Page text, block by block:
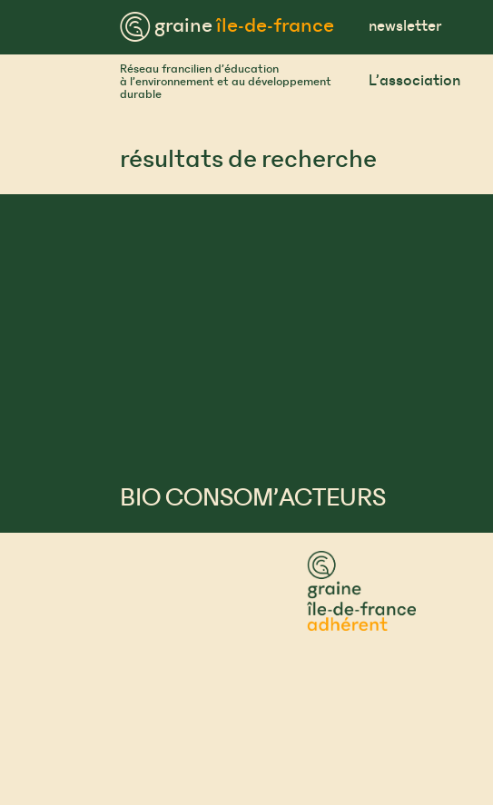
™ graineîle-de-france newsletter
Réseau francilien d’éducation
à l’environnement et au développement
durable
L’association
résultats de recherche
BIO CONSOM’ACTEURS